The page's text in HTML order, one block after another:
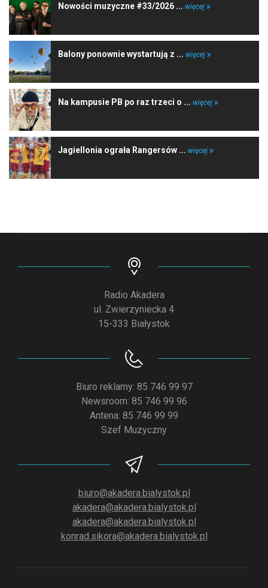
Nowości muzyczne #33/2026 ... więcej
Balony ponownie wystartują z ... więcej
Na kampusie PB po raz trzeci o ... więcej
Jagiellonia ograła Rangersów ... więcej
Radio Akadera
ul. Zwierzyniecka 4
15-333 Białystok
Biuro reklamy: 85 746 99 97
Newsroom: 85 746 99 96
Antena: 85 746 99 99
Szef Muzyczny
biuro@akadera.bialystok.pl
akadera@akadera.bialystok.pl
akadera@akadera.bialystok.pl
konrad.sikora@akadera.bialystok.pl